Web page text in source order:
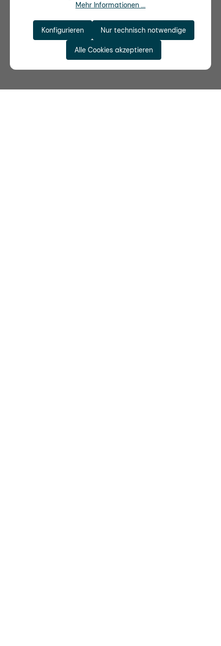
Mehr Informationen ...
Nur technisch notwendige
Konfigurieren
Alle Cookies akzeptieren